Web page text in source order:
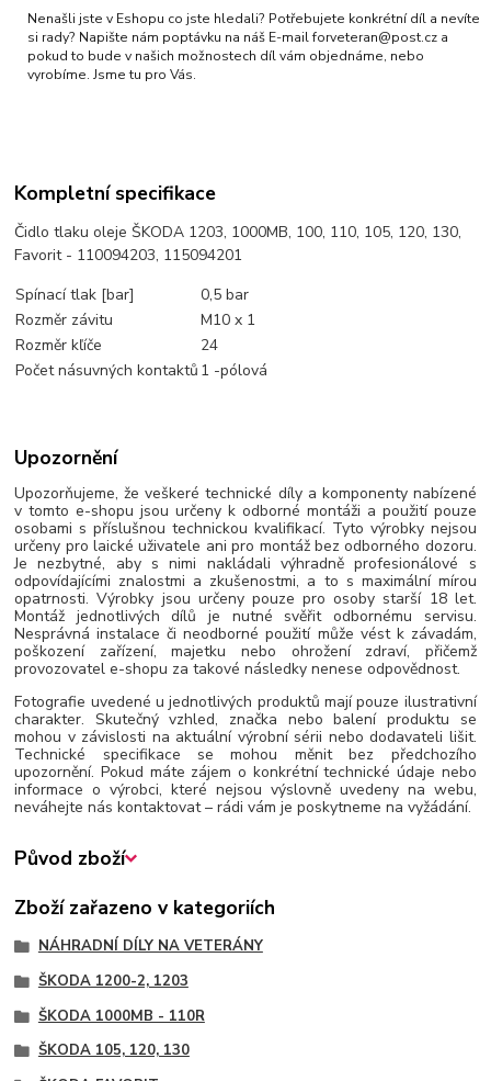
Nenašli jste v Eshopu co jste hledali? Potřebujete konkrétní díl a nevíte
si rady? Napište nám poptávku na náš E-mail forveteran@post.cz a
pokud to bude v našich možnostech díl vám objednáme, nebo
vyrobíme. Jsme tu pro Vás.
Kompletní specifikace
Čidlo tlaku oleje ŠKODA 1203, 1000MB, 100, 110, 105, 120, 130,
Favorit - 110094203, 115094201
Spínací tlak [bar]
0,5 bar
Rozměr závitu
M10 x 1
Rozměr kľíče
24
Počet násuvných kontaktů 1 -pólová
Upozornění
Upozorňujeme, že veškeré technické díly a komponenty nabízené
v tomto e-shopu jsou určeny k odborné montáži a použití pouze
osobami s příslušnou technickou kvalifikací. Tyto výrobky nejsou
určeny pro laické uživatele ani pro montáž bez odborného dozoru.
Je nezbytné, aby s nimi nakládali výhradně profesionálové s
odpovídajícími znalostmi a zkušenostmi, a to s maximální mírou
opatrnosti. Výrobky jsou určeny pouze pro osoby starší 18 let.
Montáž jednotlivých dílů je nutné svěřit odbornému servisu.
Nesprávná instalace či neodborné použití může vést k závadám,
poškození zařízení, majetku nebo ohrožení zdraví, přičemž
provozovatel e-shopu za takové následky nenese odpovědnost.
Fotografie uvedené u jednotlivých produktů mají pouze ilustrativní
charakter. Skutečný vzhled, značka nebo balení produktu se
mohou v závislosti na aktuální výrobní sérii nebo dodavateli lišit.
Technické specifikace se mohou měnit bez předchozího
upozornění. Pokud máte zájem o konkrétní technické údaje nebo
informace o výrobci, které nejsou výslovně uvedeny na webu,
neváhejte nás kontaktovat – rádi vám je poskytneme na vyžádání.
Původ zboží
Zboží zařazeno v kategoriích
NÁHRADNÍ DÍLY NA VETERÁNY
ŠKODA 1200-2, 1203
ŠKODA 1000MB - 110R
ŠKODA 105, 120, 130